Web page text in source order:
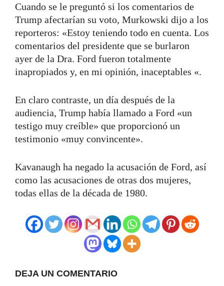
Cuando se le preguntó si los comentarios de
Trump afectarían su voto, Murkowski dijo a los
reporteros: «Estoy teniendo todo en cuenta. Los
comentarios del presidente que se burlaron
ayer de la Dra. Ford fueron totalmente
inapropiados y, en mi opinión, inaceptables «.
En claro contraste, un día después de la
audiencia, Trump había llamado a Ford «un
testigo muy creíble» que proporcionó un
testimonio «muy convincente».
Kavanaugh ha negado la acusación de Ford, así
como las acusaciones de otras dos mujeres,
todas ellas de la década de 1980.
DEJA UN COMENTARIO